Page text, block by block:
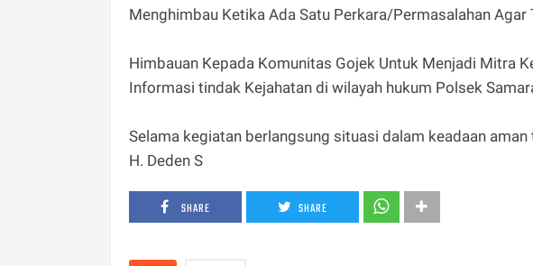
Menghimbau Ketika Ada Satu Perkara/Permasalahan Agar
Himbauan Kepada Komunitas Gojek Untuk Menjadi Mitra
Informasi tindak Kejahatan di wilayah hukum Polsek
Selama kegiatan berlangsung situasi dalam keadaan
H. Deden S
SHARE SHARE